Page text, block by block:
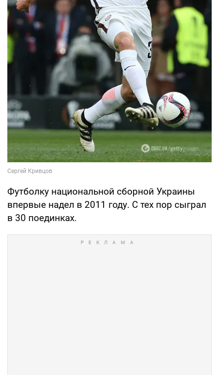
Футболку национальной сборной Украины
впервые надел в 2011 году. С тех пор сыграл
в 30 поединках.